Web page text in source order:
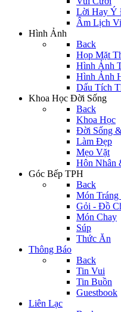
Lời Hay Ý
Âm Lịch
Hình Ảnh
Back
Họp Mặt
Hình Ảnh
Hình Ảnh
Dấu Tích
Khoa Học Đời Sống
Back
Khoa Học
Đời Sống
Làm Đẹp
Mẹo Vặt
Hôn Nhân
Góc Bếp TPH
Back
Món
Gỏi - Đồ
Món Chay
Súp
Thức Ăn
Thông Báo
Back
Tin Vui
Tin Buồn
Guestbook
Liên Lạc